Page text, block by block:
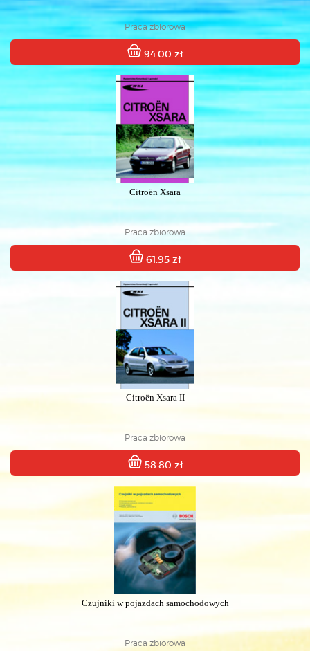
Praca zbiorowa
94.00 zł
Citroën Xsara
Praca zbiorowa
61.95 zł
Citroën Xsara II
Praca zbiorowa
58.80 zł
Czujniki w pojazdach samochodowych
Praca zbiorowa